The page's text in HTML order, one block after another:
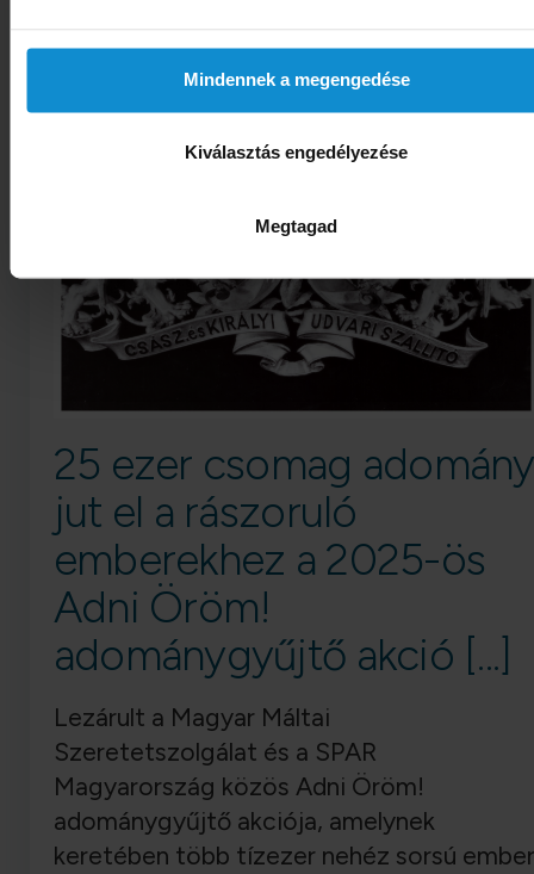
Mindennek a megengedése
Kiválasztás engedélyezése
Megtagad
2025. 12. 18.
25 ezer csomag adomány
jut el a rászoruló
emberekhez a 2025-ös
Adni Öröm!
adománygyűjtő akció [...]
Lezárult a Magyar Máltai
Szeretetszolgálat és a SPAR
Magyarország közös Adni Öröm!
adománygyűjtő akciója, amelynek
keretében több tízezer nehéz sorsú ember